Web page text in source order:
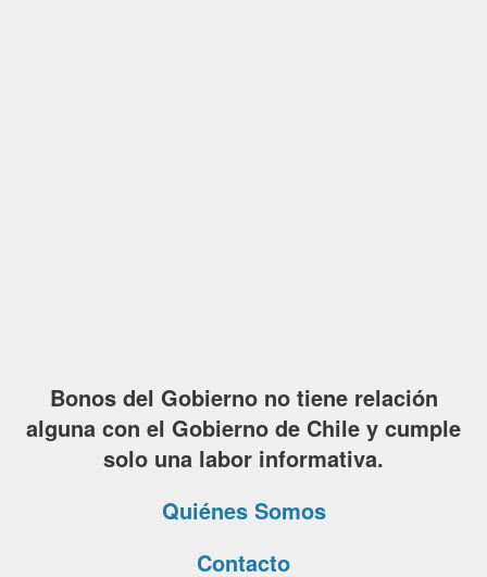
Bonos del Gobierno no tiene relación
alguna con el Gobierno de Chile y cumple
solo una labor informativa.
Quiénes Somos
Contacto